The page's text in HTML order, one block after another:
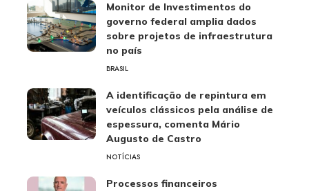
Monitor de Investimentos do
governo federal amplia dados
sobre projetos de infraestrutura
no país
BRASIL
A identificação de repintura em
veículos clássicos pela análise de
espessura, comenta Mário
Augusto de Castro
NOTÍCIAS
Processos financeiros